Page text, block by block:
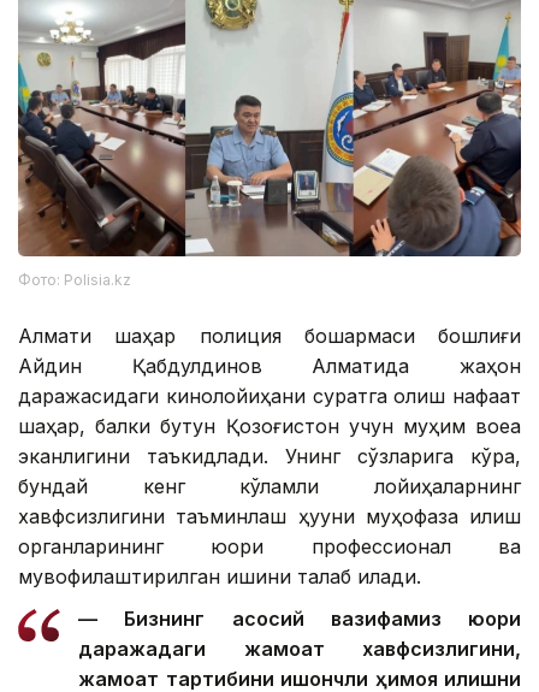
Фото: Polisia.kz
Алмати шаҳар полиция бошқармаси бошлиғи
Айдин Қабдулдинов Алматида жаҳон
даражасидаги кинолойиҳани суратга олиш нафақат
шаҳар, балки бутун Қозоғистон учун муҳим воқеа
эканлигини таъкидлади. Унинг сўзларига кўра,
бундай кенг кўламли лойиҳаларнинг
хавфсизлигини таъминлаш ҳуқуқни муҳофаза қилиш
органларининг юқори профессионал ва
мувофиқлаштирилган ишини талаб қилади.
— Бизнинг асосий вазифамиз юқори
даражадаги жамоат хавфсизлигини,
жамоат тартибини ишончли ҳимоя қилишни